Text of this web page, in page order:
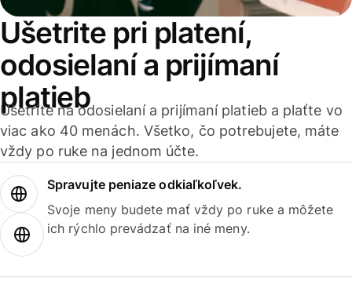
Ušetrite pri platení,
odosielaní a prijímaní
platieb
Ušetrite na odosielaní a prijímaní platieb a plaťte vo
viac ako 40 menách. Všetko, čo potrebujete, máte
vždy po ruke na jednom účte.
Spravujte peniaze odkiaľkoľvek.
Svoje meny budete mať vždy po ruke a môžete
ich rýchlo prevádzať na iné meny.